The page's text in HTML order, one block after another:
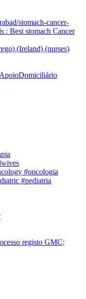
stomach-cancer-
: Best stomach Cancer
(Ireland) (nurses)
#oncologia
#pediatria
registo GMC;